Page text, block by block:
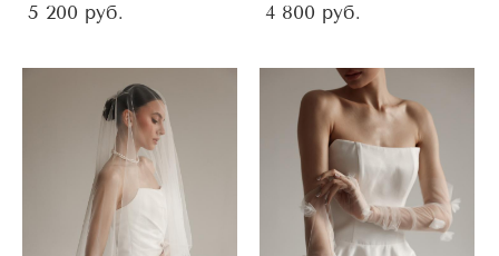
5 200 pуб.
4 800 pуб.